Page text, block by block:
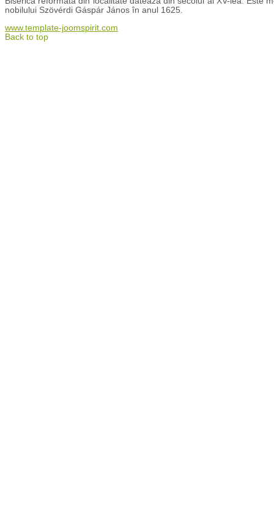
nobilului Szövérdi Gáspár János în anul 1625.
www.template-joomspirit.com
Back to top